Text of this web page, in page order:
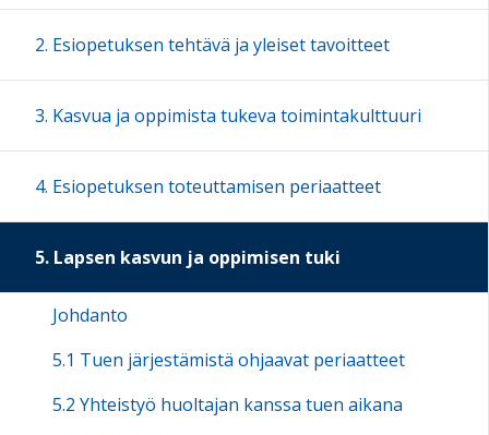
2. Esiopetuksen tehtävä ja yleiset tavoitteet
3. Kasvua ja oppimista tukeva toimintakulttuuri
4. Esiopetuksen toteuttamisen periaatteet
5. Lapsen kasvun ja oppimisen tuki
Johdanto
5.1 Tuen järjestämistä ohjaavat periaatteet
5.2 Yhteistyö huoltajan kanssa tuen aikana